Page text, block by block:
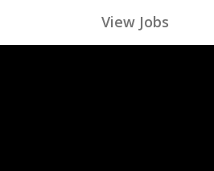
View Jobs